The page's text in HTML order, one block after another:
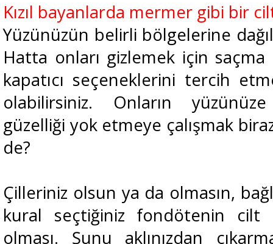
Kızıl bayanlarda mermer gibi bir
Yüzünüzün belirli bölgelerine
Hatta onları gizlemek için
kapatıcı seçeneklerini tercih
olabilirsiniz. Onların
güzelliği yok etmeye çalışmak
de?
Çilleriniz olsun ya da olmasın,
kural seçtiğiniz fondötenin cilt
olması. Şunu aklınızdan